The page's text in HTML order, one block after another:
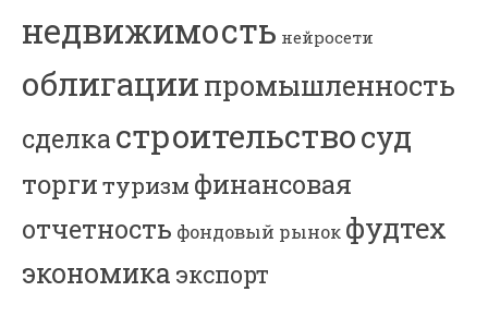
недвижимость нейросети
облигациипромышленность
сделкастроительствосуд
торгитуризм финансовая
отчетность фондовый рынок фудтех
экономика экспорт